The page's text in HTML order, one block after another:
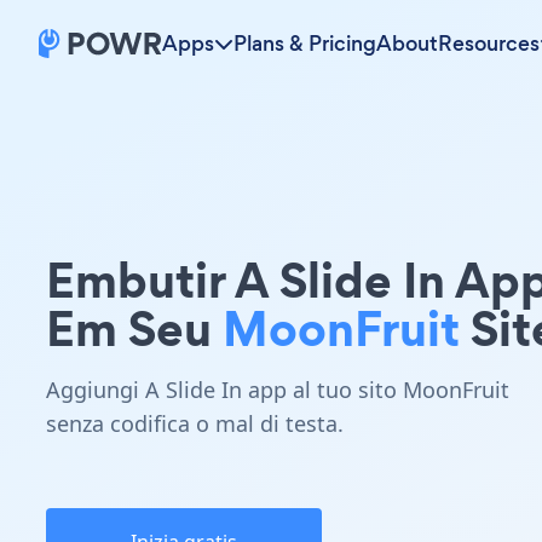
Apps Plans & PricingAboutResources
Embutir A Slide In
Em Seu MoonFruit
Aggiungi A Slide In app al tuo sito MoonFruit
senza codifica o mal di testa.